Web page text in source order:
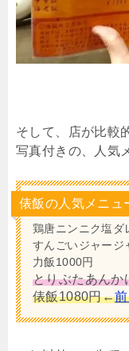
そして、店が比較
写真付きの、人気
俵飯の人気メニュ
鶏唐ニンニク塩ダ
すんごいジャージ
力飯1000円
とりぶたあんか
俵飯1080円←